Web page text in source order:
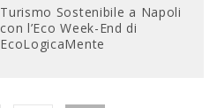
Turismo Sostenibile a Napoli
con l’Eco Week-End di
EcoLogicaMente